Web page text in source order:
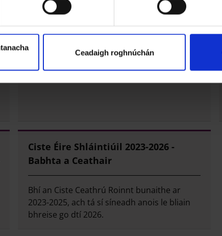
Ceadaigh roghnúchán
Ciste Éire Shláintiúil 2023-2026 -
Babhta a Ceathair
Bhí an Ciste Ceathrú Roinnt bunaithe ar
2023-2025, ach tá sí síneadh anois le bliain
bhreise go dtí 2026.